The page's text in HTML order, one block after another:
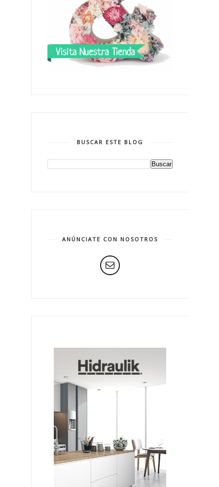
BUSCAR ESTE BLOG
ANÚNCIATE CON NOSOTROS